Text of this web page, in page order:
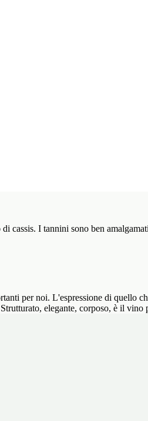
cassis. I tannini sono ben
per noi. L'espressione di quello
elegante, corposo, è il vino